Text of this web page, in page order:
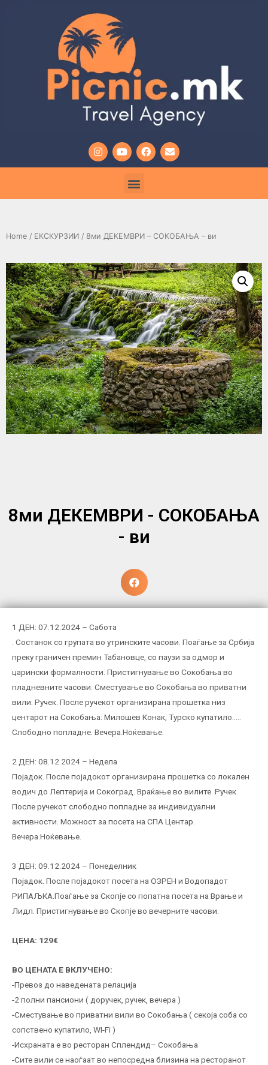
Home / ЕКСКУРЗИИ / 8ми ДЕКЕМВРИ – СОКОБАЊА – ви
8ми ДЕКЕМВРИ - СОКОБАЊА
- ви
1 ДЕН: 07.12.2024 – Сабота
. Состанок со групата во утринските часови. Поаѓање за Србија
преку граничен премин Табановце, со паузи за одмор и
царински формалности. Пристигнување во Сокобања во
пладневните часови. Сместување во Сокобања во приватни
вили. Ручек. После ручекот организирана прошетка низ
центарот на Сокобања: Милошев Конак, Турско купатило…..
Слободно попладне. Вечера.Ноќевање.
2 ДЕН: 08.12.2024 – Недела
Појадок. После појадокот организирана прошетка со локален
водич до Лептерија и Сокоград. Враќање во вилите. Ручек.
После ручекот слободно попладне за индивидуални
активности. Можност за посета на СПА Центар.
Вечера.Ноќевање.
3 ДЕН: 09.12.2024 – Понеделник
Појадок. После појадокот посета на ОЗРЕН и Водопадот
РИПАЉКА.Поаѓање за Скопје со попатна посета на Врање и
Лидл. Пристигнување во Скопје во вечерните часови.
ЦЕНА: 129€
ВО ЦЕНАТА Е ВКЛУЧЕНО:
-Превоз до наведената релација
-2 полни пансиони ( доручек, ручек, вечера )
-Сместување во приватни вили во Сокобања ( секоја соба со
сопствено купатило, WI-Fi )
-Исхраната е во ресторан Сплендид– Сокобања
-Сите вили се наоѓаат во непосредна близина на ресторанот